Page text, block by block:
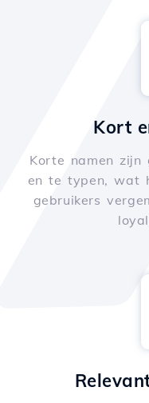
Kort
Korte namen zijn
en te typen, wat
gebruikers